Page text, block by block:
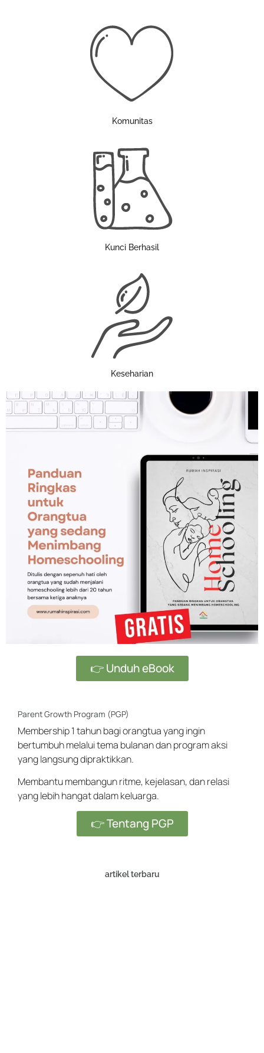
Komunitas
Kunci Berhasil
Keseharian
👉 Unduh eBook
Parent Growth Program (PGP)
Membership 1 tahun bagi orangtua yang ingin
bertumbuh melalui tema bulanan dan program aksi
yang langsung dipraktikkan.
Membantu membangun ritme, kejelasan, dan relasi
yang lebih hangat dalam keluarga.
👉 Tentang PGP
artikel terbaru